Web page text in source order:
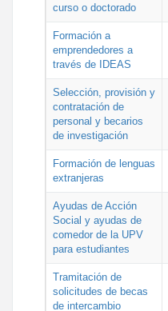
curso o doctorado
Formación a
emprendedores a
través de IDEAS
Selección, provisión y
contratación de
personal y becarios
de investigación
Formación de lenguas
extranjeras
Ayudas de Acción
Social y ayudas de
comedor de la UPV
para estudiantes
Tramitación de
solicitudes de becas
de intercambio